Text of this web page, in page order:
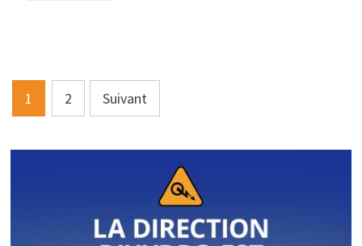
Pagination
des
publications
1 2 Suivant